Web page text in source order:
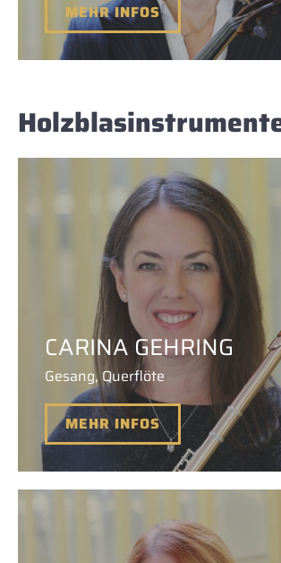
MEHR INFOS
CARINA GEHRING
Gesang, Querflöte
MEHR INFOS